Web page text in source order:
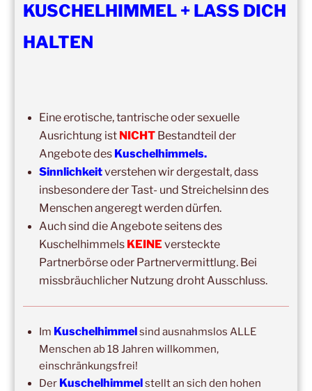
DIE NÄCHSTEN 8 VERANSTALTUNGEN:
15:00 – 20:00
15:00 – 20:00,12. September 2026–
Erbach/Rheingau Kuschelhimmel 5h Kuscheln
Ganztags,13. September 2026–Jahresgruppe
Ausbildung Berührungs- und Kuscheltrainer*in
14:00– 19:00,19. September 2026 –Marburg
Kuschelhimmel 5h mit Klangschalenbegleitung
Wochenend-Event,26. September 2026 –27.
September 2026–Wochenende für 2:1 Ausbildung
Kuschelhimmel 6h
Wochenend-Event, 17. Oktober 2026–
2026–Wochenende für 2:1 Ausbildung
KUSCHELHIMMEL + LASS DICH
HALTEN
Eine erotische, tantrische oder sexuelle
Ausrichtung ist NICHTBestandteil der
Angebote des Kuschelhimmels.
Sinnlichkeitverstehen wir dergestalt, dass
insbesondere der Tast- und Streichelsinn des
Menschen angeregt werden dürfen.
Auch sind die Angebote seitens des
Kuschelhimmels KEINE versteckte
Partnerbörse oder Partnervermittlung. Bei
missbräuchlicher Nutzung droht Ausschluss.
Im Kuschelhimmelsind ausnahmslos ALLE
Menschen ab 18 Jahren willkommen,
einschränkungsfrei!
Der Kuschelhimmelstellt an sich den hohen